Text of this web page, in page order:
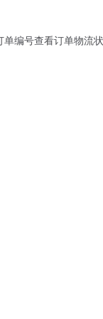
单编号查看订单物流